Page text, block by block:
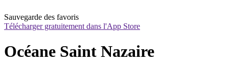
Sauvegarde des favoris
Télécharger gratuitement dans l'App Store
Océane Saint Nazaire